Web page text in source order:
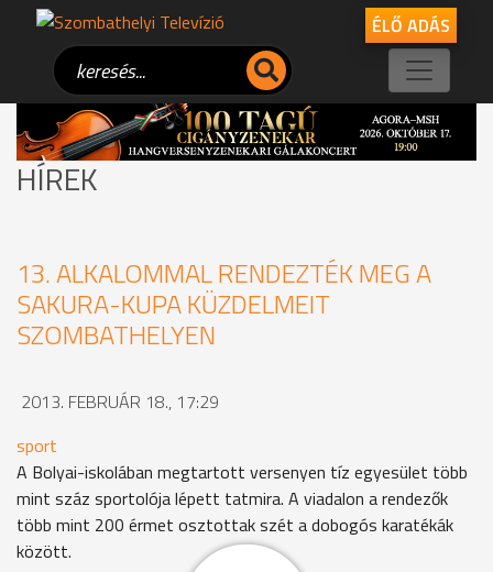
ÉLŐ ADÁS
HÍREK
13. ALKALOMMAL RENDEZTÉK MEG A
SAKURA-KUPA KÜZDELMEIT
SZOMBATHELYEN
2013. FEBRUÁR 18., 17:29
sport
A Bolyai-iskolában megtartott versenyen tíz egyesület több
mint száz sportolója lépett tatmira. A viadalon a rendezők
több mint 200 érmet osztottak szét a dobogós karatékák
között.